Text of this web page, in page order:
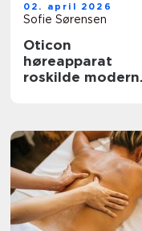
02. april 2026
Sofie Sørensen
Oticon
høreapparat
roskilde moderne